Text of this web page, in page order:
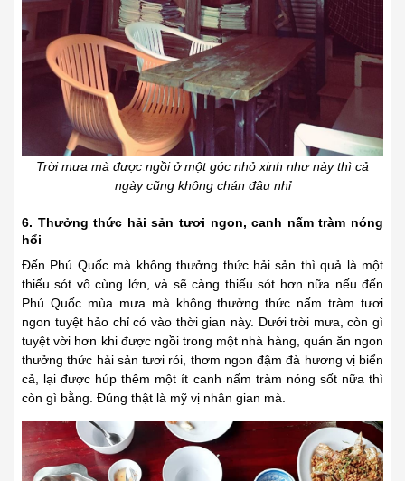
Trời mưa mà được ngồi ở một góc nhỏ xinh như này thì cả
ngày cũng không chán đâu nhỉ
6. Thưởng thức hải sản tươi ngon, canh nấm tràm nóng
hổi
Đến Phú Quốc mà không thưởng thức hải sản thì quả là một
thiếu sót vô cùng lớn, và sẽ càng thiếu sót hơn nữa nếu đến
Phú Quốc mùa mưa mà không thưởng thức nấm tràm tươi
ngon tuyệt hảo chỉ có vào thời gian này. Dưới trời mưa, còn gì
tuyệt vời hơn khi được ngồi trong một nhà hàng, quán ăn ngon
thưởng thức hải sản tươi rói, thơm ngon đậm đà hương vị biển
cả, lại được húp thêm một ít canh nấm tràm nóng sốt nữa thì
còn gì bằng. Đúng thật là mỹ vị nhân gian mà.